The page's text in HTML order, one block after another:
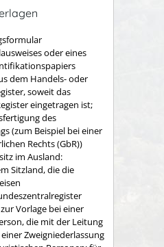
oder eines
dem Handels- oder
soweit das
eingetragen ist;
des
(zum Beispiel bei einer
Rechts (GbR))
im Ausland:
Sitzland, die die
Vorlage bei einer
die mit der Leitung
Zweigniederlassung